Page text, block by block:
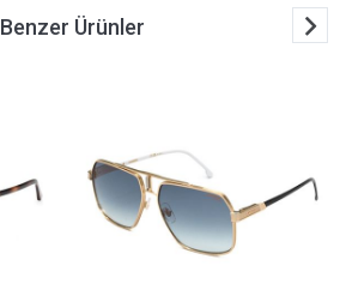
Benzer Ürünler